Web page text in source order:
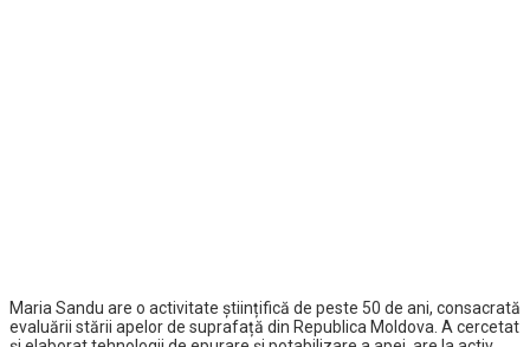
Maria Sandu are o activitate științifică de peste 50 de ani, consacrată
evaluării stării apelor de suprafață din Republica Moldova. A cercetat